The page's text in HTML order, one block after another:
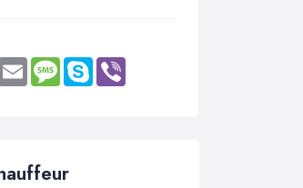
Email MessageSkype